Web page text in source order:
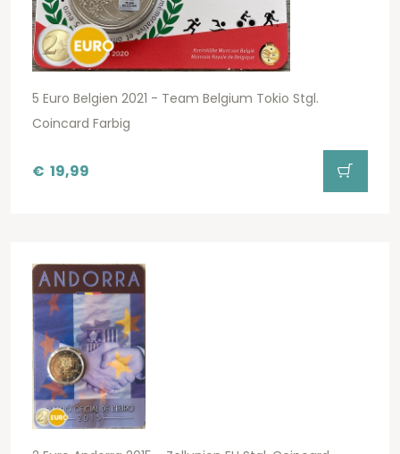
5 Euro Belgien 2021 - Team Belgium Tokio Stgl.
Coincard Farbig
€ 19,99